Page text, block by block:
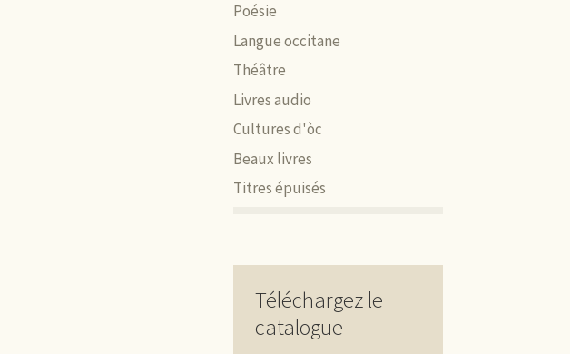
Poésie
Langue occitane
Théâtre
Livres audio
Cultures d'òc
Beaux livres
Titres épuisés
Téléchargez le
catalogue